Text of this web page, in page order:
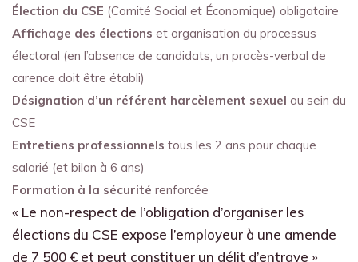
Élection du CSE (Comité Social et Économique) obligatoire
Affichage des élections et organisation du processus
électoral (en l’absence de candidats, un procès-verbal de
carence doit être établi)
Désignation d’un référent harcèlement sexuel au sein du
CSE
Entretiens professionnels tous les 2 ans pour chaque
salarié (et bilan à 6 ans)
Formation à la sécurité renforcée
« Le non-respect de l’obligation d’organiser les
élections du CSE expose l’employeur à une amende
de 7 500 € et peut constituer un délit d’entrave »